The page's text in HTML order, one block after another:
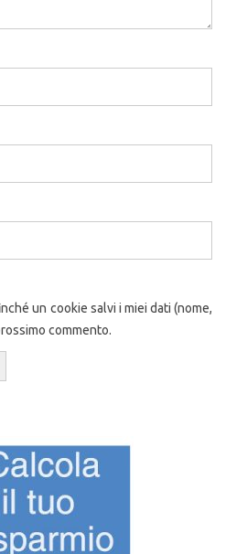
un cookie salvi i miei dati (nome,
commento.